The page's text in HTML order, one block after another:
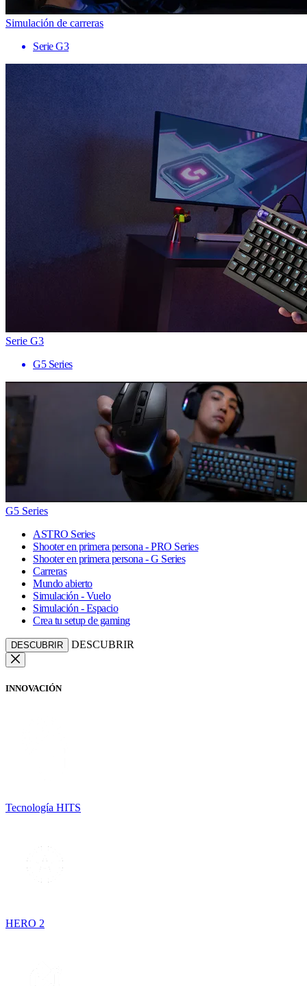
Simulación de carreras
Serie G3
Serie G3
G5 Series
G5 Series
ASTRO Series
Shooter en primera persona - PRO Series
Shooter en primera persona - G Series
Carreras
Mundo abierto
Simulación - Vuelo
Simulación - Espacio
Crea tu setup de gaming
DESCUBRIR DESCUBRIR
INNOVACIÓN
Tecnología HITS
HERO 2